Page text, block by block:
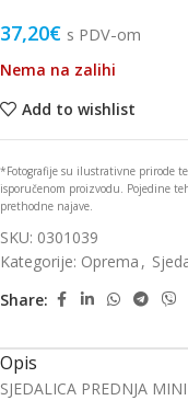
37,20€ s PDV-om
Nema na zalihi
Add to wishlist
*Fotografije su ilustrativne prirode
isporučenom proizvodu. Pojedine
prethodne najave.
SKU: 0301039
Kategorije: Oprema ,
Share:
Opis
SJEDALICA PREDNJA